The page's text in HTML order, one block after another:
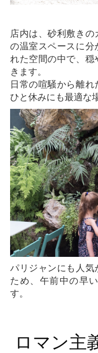
店内は、砂利敷きのガーデンテラスとガラス張り
の温室スペースに分
れた空間の中で、
きます。
日常の喧騒から離
ひと休みにも最適な
パリジャンにも人気が高く、特に週末は混み合う
ため、午前中の早
す。
ロマン主義の時代へと誘